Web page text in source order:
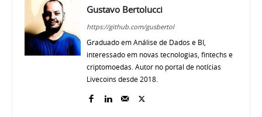
Gustavo Bertolucci
https://github.com/gusbertol
Graduado em Análise de Dados e BI,
interessado em novas tecnologias, fintechs e
criptomoedas. Autor no portal de notícias
Livecoins desde 2018.